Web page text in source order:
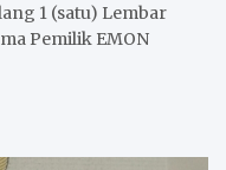
1 (satu) Lembar
Pemilik EMON